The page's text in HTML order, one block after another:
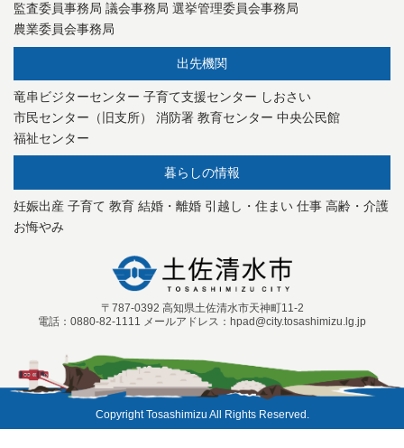
監査委員事務局 議会事務局 選挙管理委員会事務局
農業委員会事務局
出先機関
竜串ビジターセンター 子育て支援センター しおさい
市民センター（旧支所）
消防署 教育センター 中央公民館
福祉センター
暮らしの情報
妊娠出産 子育て 教育 結婚・離婚 引越し・住まい 仕事 高齢・介護
お悔やみ
〒787-0392 高知県土佐清水市天神町11-2
電話：0880-82-1111 メールアドレス：hpad@city.tosashimizu.lg.jp
Copyright Tosashimizu All Rights Reserved.